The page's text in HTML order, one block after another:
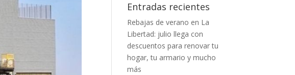
Entradas recientes
Rebajas de verano en La
Libertad: julio llega con
descuentos para renovar tu
hogar, tu armario y mucho
más